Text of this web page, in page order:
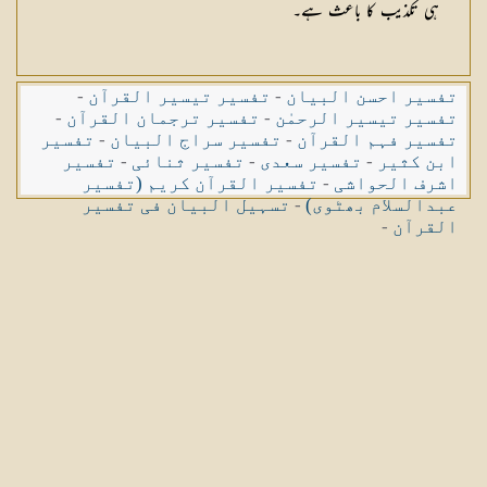
ہی تکذیب کا باعث ہے۔
تفسیر احسن البیان - تفسیر تیسیر القرآن -
تفسیر تیسیر الرحمٰن - تفسیر ترجمان القرآن -
تفسیر فہم القرآن - تفسیر سراج البیان - تفسیر
ابن کثیر - تفسیر سعدی - تفسیر ثنائی - تفسیر
اشرف الحواشی - تفسیر القرآن کریم (تفسیر
عبدالسلام بھٹوی)-تسہیل البیان فی تفسیر
القرآن -